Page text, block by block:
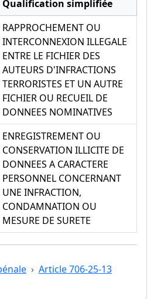
Qualification simplifiée
RAPPROCHEMENT OU
INTERCONNEXION ILLEGALE
ENTRE LE FICHIER DES
AUTEURS D'INFRACTIONS
TERRORISTES ET UN AUTRE
FICHIER OU RECUEIL DE
DONNEES NOMINATIVES
ENREGISTREMENT OU
CONSERVATION ILLICITE DE
DONNEES A CARACTERE
PERSONNEL CONCERNANT
UNE INFRACTION,
CONDAMNATION OU
MESURE DE SURETE
Article 706-25-13